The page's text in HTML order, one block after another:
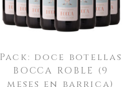
Pack: doce botellas
BOCCA ROBLE (9
meses en barrica)